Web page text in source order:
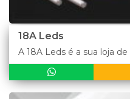
18A Leds
A 18A Leds é a sua loja